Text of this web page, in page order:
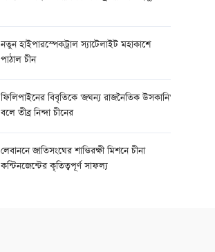
নতুন হাইপারস্পেকট্রাল স্যাটেলাইট মহাকাশে
পাঠাল চীন
ফিলিপাইনের বিবৃতিকে 'জঘন্য রাজনৈতিক উসকানি'
বলে তীব্র নিন্দা চীনের
লেবাননে জাতিসংঘের শান্তিরক্ষী মিশনে চীনা
কন্টিনজেন্টের কৃতিত্বপূর্ণ সাফল্য